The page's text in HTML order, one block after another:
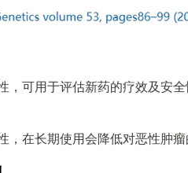
可用于评估新药的疗效及安
在长期使用会降低对恶性肿瘤